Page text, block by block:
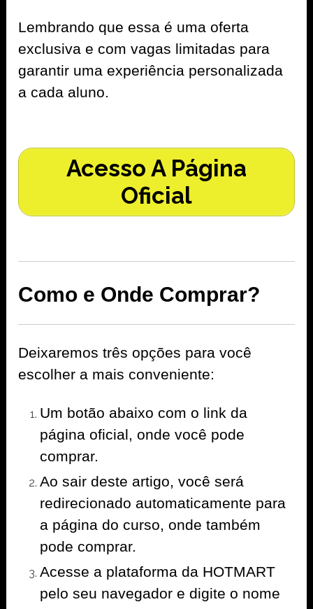
Lembrando que essa é uma oferta
exclusiva e com vagas limitadas para
garantir uma experiência personalizada
a cada aluno.
Acesso A Página
Oficial
Como e Onde Comprar?
Deixaremos três opções para você
escolher a mais conveniente:
Um botão abaixo com o link da
página oficial, onde você pode
comprar.
Ao sair deste artigo, você será
redirecionado automaticamente para
a página do curso, onde também
pode comprar.
Acesse a plataforma da HOTMART
pelo seu navegador e digite o nome